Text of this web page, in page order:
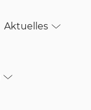
Aktuelles